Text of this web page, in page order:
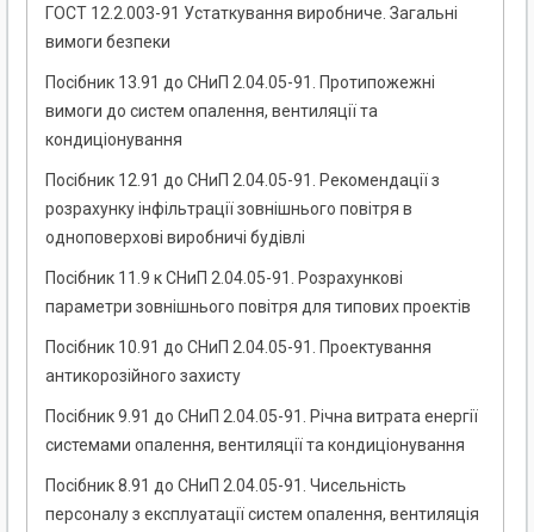
ГОСТ 12.2.003-91 Устаткування виробниче. Загальні
вимоги безпеки
Посібник 13.91 до СНиП 2.04.05-91. Протипожежні
вимоги до систем опалення, вентиляції та
кондиціонування
Посібник 12.91 до СНиП 2.04.05-91. Рекомендації з
розрахунку інфільтрації зовнішнього повітря в
одноповерхові виробничі будівлі
Посібник 11.9 к СНиП 2.04.05-91. Розрахункові
параметри зовнішнього повітря для типових проектів
Посібник 10.91 до СНиП 2.04.05-91. Проектування
антикорозійного захисту
Посібник 9.91 до СНиП 2.04.05-91. Річна витрата енергії
системами опалення, вентиляції та кондиціонування
Посібник 8.91 до СНиП 2.04.05-91. Чисельність
персоналу з експлуатації систем опалення, вентиляція